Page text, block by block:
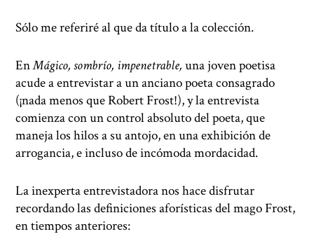
Sólo me referiré al que da título a la colección.
EnMágico, sombrío, impenetrable,una joven poetisa
acude a entrevistar a un anciano poeta consagrado
(¡nada menos que Robert Frost!), y la entrevista
comienza con un control absoluto del poeta, que
maneja los hilos a su antojo, en una exhibición de
arrogancia, e incluso de incómoda mordacidad.
La inexperta entrevistadora nos hace disfrutar
recordando las definiciones aforísticas del mago Frost,
en tiempos anteriores: